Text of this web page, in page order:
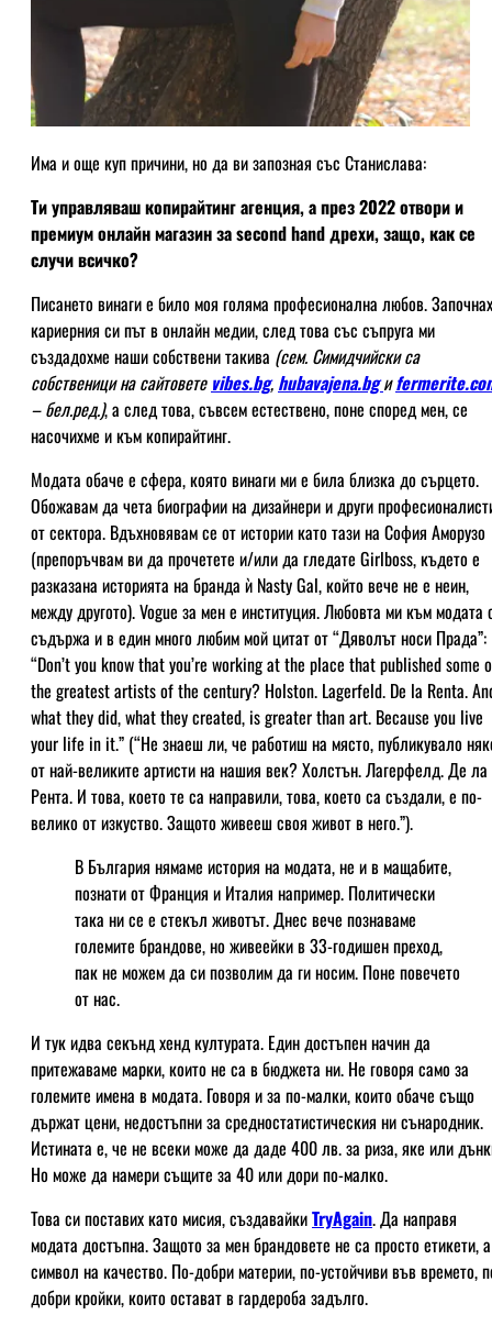
Има и още куп причини, но да ви запозная със Станислава:
Ти управляваш копирайтинг агенция, а през 2022 отвори и
премиум онлайн магазин за second hand дрехи, защо, как се
случи всичко?
Писането винаги е било моя голяма професионална любов. Започнах
кариерния си път в онлайн медии, след това със съпруга ми
създадохме наши собствени такива (сем. Симидчийски са
собственици на сайтовете vibes.bg, hubavajena.bgи
– бел.ред.), а след това, съвсем естествено, поне според мен, се
насочихме и към копирайтинг.
Модата обаче е сфера, която винаги ми е била близка до сърцето.
Обожавам да чета биографии на дизайнери и други
от сектора. Вдъхновявам се от истории като тази на София Аморузо
(препоръчвам ви да прочетете и/или да гледате Girlboss, където е
разказана историята на бранда ѝ Nasty Gal, който вече не е неин,
между другото). Vogue за мен е институция. Любовта ми към модата
съдържа и в един много любим мой цитат от “Дяволът носи Прада”:
“Don’t you know that you’re working at the place that published some
the greatest artists of the century? Holston. Lagerfeld. De la Renta.
what they did, what they created, is greater than art. Because you live
your life in it.” (“Не знаеш ли, че работиш на място, публикувало
от най-великите артисти на нашия век? Холстън. Лагерфелд. Де ла
Рента. И това, което те са направили, това, което са създали, е по-
велико от изкуство. Защото живееш своя живот в него.”).
В България нямаме история на модата, не и в мащабите,
познати от Франция и Италия например. Политически
така ни се е стекъл животът. Днес вече познаваме
големите брандове, но живеейки в 33-годишен преход,
пак не можем да си позволим да ги носим. Поне повечето
от нас.
И тук идва секънд хенд културата. Един достъпен начин да
притежаваме марки, които не са в бюджета ни. Не говоря само за
големите имена в модата. Говоря и за по-малки, които обаче също
държат цени, недостъпни за средностатистическия ни сънародник.
Истината е, че не всеки може да даде 400 лв. за риза, яке или
Но може да намери същите за 40 или дори по-малко.
Това си поставих като мисия, създавайкиTryAgain. Да направя
модата достъпна. Защото за мен брандовете не са просто етикети, а
символ на качество. По-добри материи, по-устойчиви във времето,
добри кройки, които остават в гардероба задълго.